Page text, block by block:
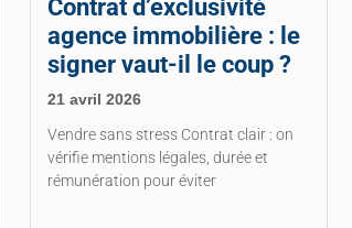
Contrat d’exclusivité
agence immobilière : le
signer vaut-il le coup ?
21 avril 2026
Vendre sans stress Contrat clair : on
vérifie mentions légales, durée et
rémunération pour éviter